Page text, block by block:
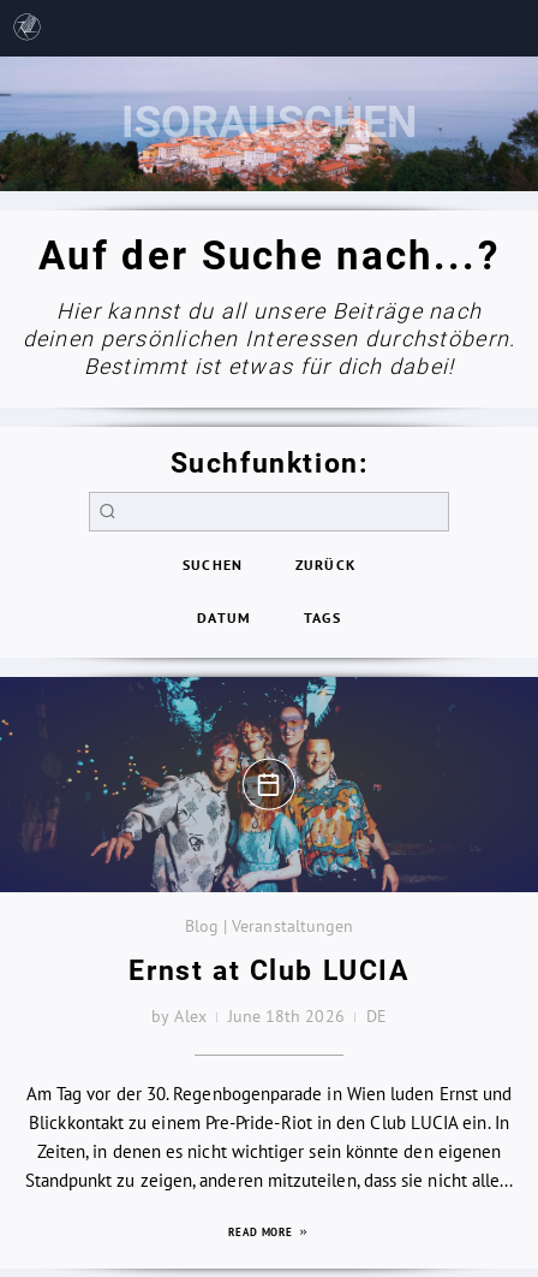
Auf der Suche nach...?
Hier kannst du all unsere Beiträge nach
deinen persönlichen Interessen durchstöbern.
Bestimmt ist etwas für dich dabei!
Suchfunktion:
SUCHEN ZURÜCK
DATUM TAGS
Blog | Veranstaltungen
Ernst at Club LUCIA
by Alex June 18th 2026 DE
Am Tag vor der 30. Regenbogenparade in Wien luden Ernst und
Blickkontakt zu einem Pre-Pride-Riot in den Club LUCIA ein. In
Zeiten, in denen es nicht wichtiger sein könnte den eigenen
Standpunkt zu zeigen, anderen mitzuteilen, dass sie nicht alle...
READ MORE